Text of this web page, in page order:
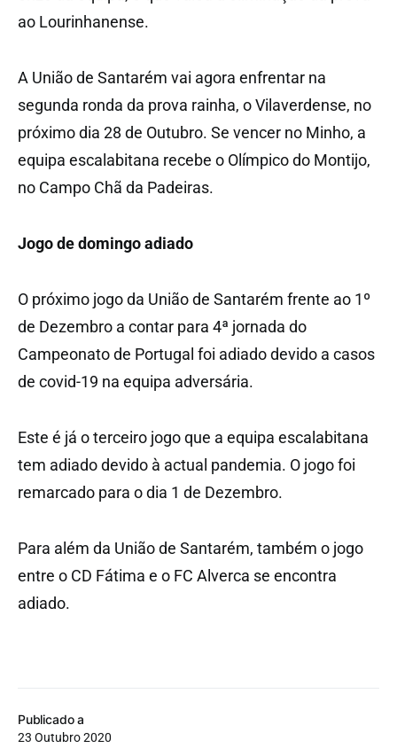
Publicado a
23 Outubro 2020
ao Lourinhanense.
A União de Santarém vai agora enfrentar na
segunda ronda da prova rainha, o Vilaverdense, no
próximo dia 28 de Outubro. Se vencer no Minho, a
equipa escalabitana recebe o Olímpico do Montijo,
no Campo Chã da Padeiras.
Jogo de domingo adiado
O próximo jogo da União de Santarém frente ao 1º
de Dezembro a contar para 4ª jornada do
Campeonato de Portugal foi adiado devido a casos
de covid-19 na equipa adversária.
Este é já o terceiro jogo que a equipa escalabitana
tem adiado devido à actual pandemia. O jogo foi
remarcado para o dia 1 de Dezembro.
Para além da União de Santarém, também o jogo
entre o CD Fátima e o FC Alverca se encontra
adiado.